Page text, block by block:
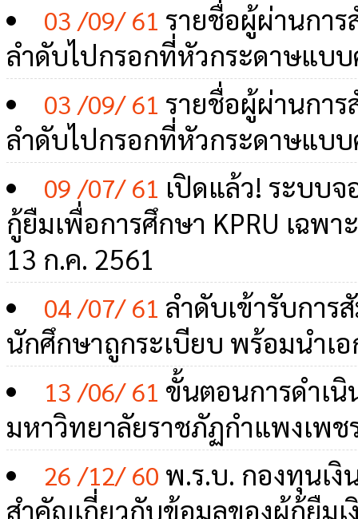
03 /09/ 61 รายชื่อผู้ผ่านกา
ลำดับไปกรอกที่หัวกระดาษแบ
03 /09/ 61 รายชื่อผู้ผ่านกา
ลำดับไปกรอกที่หัวกระดาษแบ
09 /07/ 61 เปิดแล้ว! ระบบ
กู้ยืมเพื่อการศึกษา KPRU เฉพ
13 ก.ค. 2561
04 /07/ 61 ลำดับเข้ารับการ
นักศึกษาถูกระเบียบ พร้อมนำเ
13 /06/ 61 ขั้นตอนการดำเ
มหาวิทยาลัยราชภัฏกำแพงเพช
26 /12/ 60 พ.ร.บ. กองทุนเงิ
สำคัญเกี่ยวกับข้อมูลของผู้กู้ยืมเ